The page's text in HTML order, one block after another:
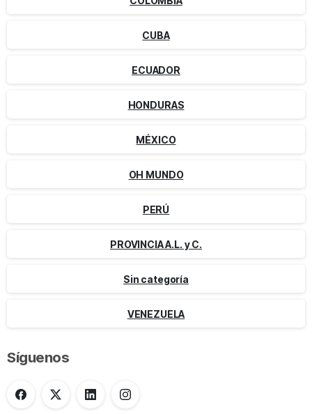
CUBA
ECUADOR
HONDURAS
MÉXICO
OH MUNDO
PERÚ
PROVINCIA A.L. y C.
Sin categoría
VENEZUELA
Síguenos